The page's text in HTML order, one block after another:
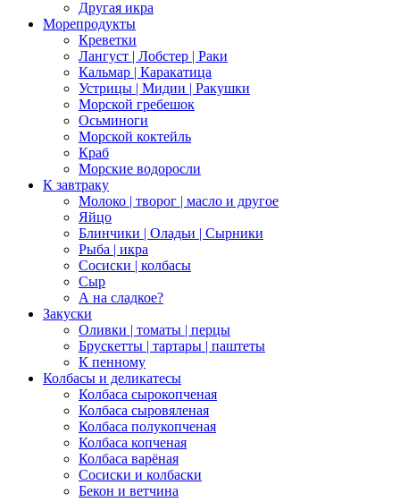
Другая икра
Морепродукты
Креветки
Лангуст | Лобстер | Раки
Кальмар | Каракатица
Устрицы | Мидии | Ракушки
Морской гребешок
Осьминоги
Морской коктейль
Краб
Морские водоросли
К завтраку
Молоко | творог | масло и другое
Яйцо
Блинчики | Оладьи | Сырники
Рыба | икра
Сосиски | колбасы
Сыр
А на сладкое?
Закуски
Оливки | томаты | перцы
Брускетты | тартары | паштеты
К пенному
Колбасы и деликатесы
Колбаса сырокопченая
Колбаса сыровяленая
Колбаса полукопченая
Колбаса копченая
Колбаса варёная
Сосиски и колбаски
Бекон и ветчина